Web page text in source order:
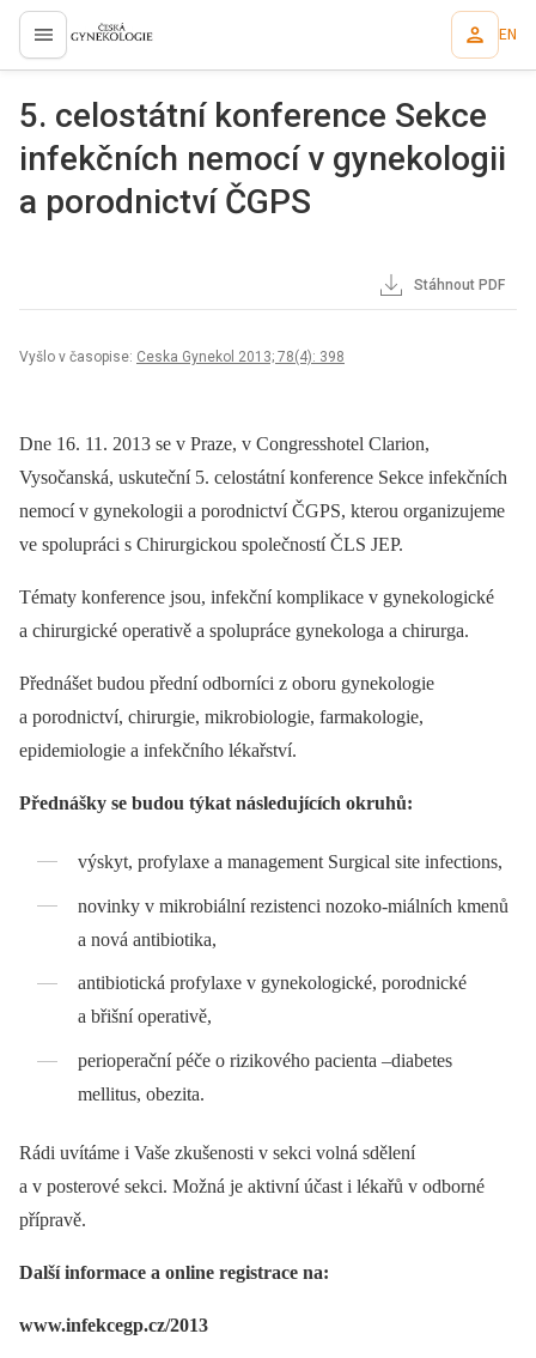
proLékaře.cz EN
5. celostátní konference Sekce
infekčních nemocí v gynekologii
a porodnictví ČGPS
Stáhnout PDF
Vyšlo v časopise: Ceska Gynekol 2013; 78(4): 398
Dne 16. 11. 2013 se v Praze, v Congresshotel Clarion,
Vysočanská, uskuteční 5. celostátní konference Sekce infekčních
nemocí v gynekologii a porodnictví ČGPS, kterou organizujeme
ve spolupráci s Chirurgickou společností ČLS JEP.
Tématy konference jsou, infekční komplikace v gynekologické
a chirurgické operativě a spolupráce gynekologa a chirurga.
Přednášet budou přední odborníci z oboru gynekologie
a porodnictví, chirurgie, mikrobiologie, farmakologie,
epidemiologie a infekčního lékařství.
Přednášky se budou týkat následujících okruhů:
výskyt, profylaxe a management Surgical site infections,
novinky v mikrobiální rezistenci nozoko-miálních kmenů
a nová antibiotika,
antibiotická profylaxe v gynekologické, porodnické
a břišní operativě,
perioperační péče o rizikového pacienta –diabetes
mellitus, obezita.
Rádi uvítáme i Vaše zkušenosti v sekci volná sdělení
a v posterové sekci. Možná je aktivní účast i lékařů v odborné
přípravě.
Další informace a online registrace na:
www.infekcegp.cz/2013